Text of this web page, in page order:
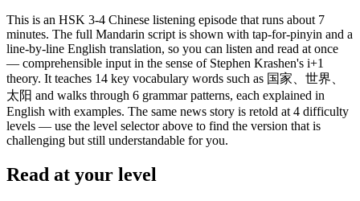
This is an HSK 3-4 Chinese listening episode that runs about 7
minutes. The full Mandarin script is shown with tap-for-pinyin and a
line-by-line English translation, so you can listen and read at once
— comprehensible input in the sense of Stephen Krashen's i+1
theory. It teaches 14 key vocabulary words such as 国家、世界、
太阳 and walks through 6 grammar patterns, each explained in
English with examples. The same news story is retold at 4 difficulty
levels — use the level selector above to find the version that is
challenging but still understandable for you.
Read at your level